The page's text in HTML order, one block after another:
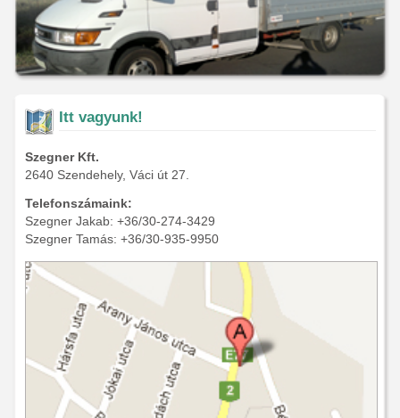
Itt vagyunk!
Szegner Kft.
2640 Szendehely, Váci út 27.
Telefonszámaink:
Szegner Jakab: +36/30-274-3429
Szegner Tamás: +36/30-935-9950